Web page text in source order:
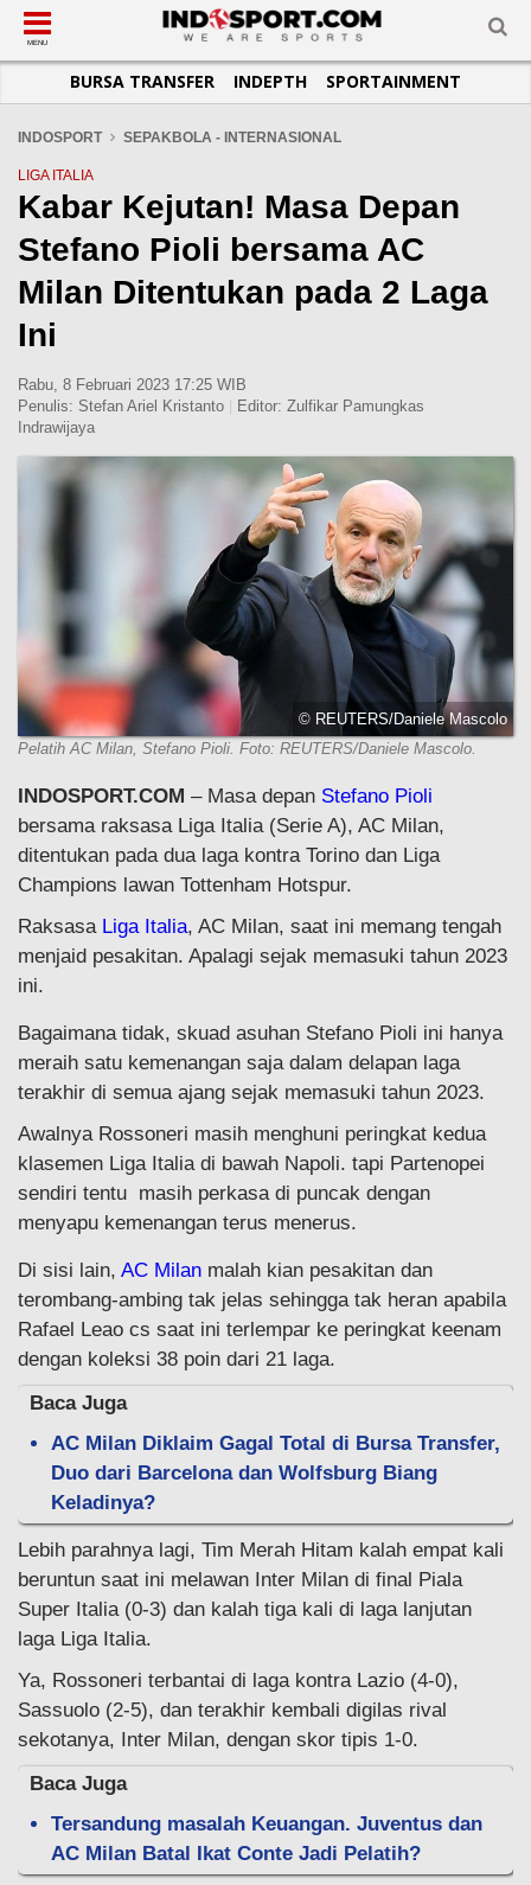
SUB-MENU
SEPAKBOLA
LIGA INGGRIS
LIGA ITALIA
LIGA SPANYOL
LIGA CHAMPIONS
LIGA PRANCIS
LIGA EUROPA
SUB-MENU
SPORTAINMENT
SUB-MENU
OTOMOTIF
OTOMANIA
SUB-MENU
BASKET
FUTSAL
OLIMPIK
E-SPORT
SUB-MENU
JADWAL
SUB-MENU
TOPIK HARI INI
INFOGRAFIS
GALERI FOTO
TEMPAT OLAHRAGA
PASUKAN SEHAT
MENU
BURSA TRANSFER INDEPTH SPORTAINMENT
INDOSPORT SEPAKBOLA - INTERNASIONAL
LIGA ITALIA
Kabar Kejutan! Masa Depan
Stefano Pioli bersama AC
Milan Ditentukan pada 2 Laga
Ini
Rabu, 8 Februari 2023 17:25 WIB
Penulis: Stefan Ariel Kristanto Editor: Zulfikar Pamungkas
Indrawijaya
© REUTERS/Daniele Mascolo
Pelatih AC Milan, Stefano Pioli. Foto: REUTERS/Daniele Mascolo.
INDOSPORT.COM – Masa depan Stefano Pioli
bersama raksasa Liga Italia (Serie A), AC Milan,
ditentukan pada dua laga kontra Torino dan Liga
Champions lawan Tottenham Hotspur.
Raksasa Liga Italia, AC Milan, saat ini memang tengah
menjaid pesakitan. Apalagi sejak memasuki tahun 2023
ini.
Bagaimana tidak, skuad asuhan Stefano Pioli ini hanya
meraih satu kemenangan saja dalam delapan laga
terakhir di semua ajang sejak memasuki tahun 2023.
Awalnya Rossoneri masih menghuni peringkat kedua
klasemen Liga Italia di bawah Napoli. tapi Partenopei
sendiri tentu masih perkasa di puncak dengan
menyapu kemenangan terus menerus.
Di sisi lain, AC Milan malah kian pesakitan dan
terombang-ambing tak jelas sehingga tak heran apabila
Rafael Leao cs saat ini terlempar ke peringkat keenam
dengan koleksi 38 poin dari 21 laga.
Baca Juga
AC Milan Diklaim Gagal Total di Bursa Transfer,
Duo dari Barcelona dan Wolfsburg Biang
Keladinya?
Lebih parahnya lagi, Tim Merah Hitam kalah empat kali
beruntun saat ini melawan Inter Milan di final Piala
Super Italia (0-3) dan kalah tiga kali di laga lanjutan
laga Liga Italia.
Ya, Rossoneri terbantai di laga kontra Lazio (4-0),
Sassuolo (2-5), dan terakhir kembali digilas rival
sekotanya, Inter Milan, dengan skor tipis 1-0.
Baca Juga
Tersandung masalah Keuangan. Juventus dan
AC Milan Batal Ikat Conte Jadi Pelatih?